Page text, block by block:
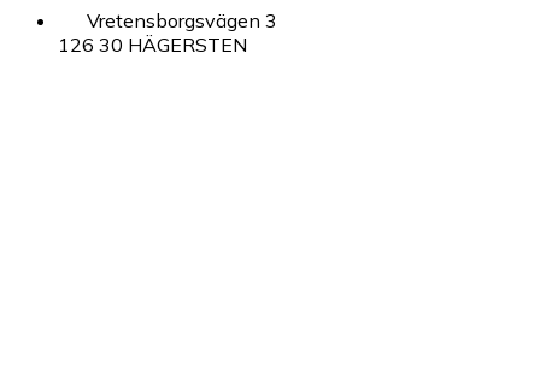
Vretensborgsvägen 3
126 30 HÄGERSTEN